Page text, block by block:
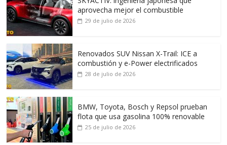
aprovecha mejor el combustible
29 de julio de 2026
Renovados SUV Nissan X-Trail: ICE a
combustión y e-Power electrificados
28 de julio de 2026
BMW, Toyota, Bosch y Repsol prueban
flota que usa gasolina 100% renovable
25 de julio de 2026